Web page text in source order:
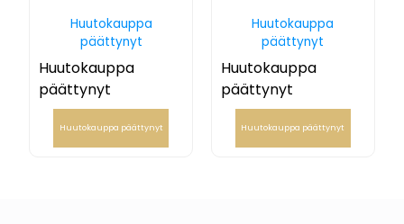
Huutokauppa
päättynyt
Huutokauppa
päättynyt
Huutokauppa päättynyt
Huutokauppa
päättynyt
Huutokauppa
päättynyt
Huutokauppa päättynyt